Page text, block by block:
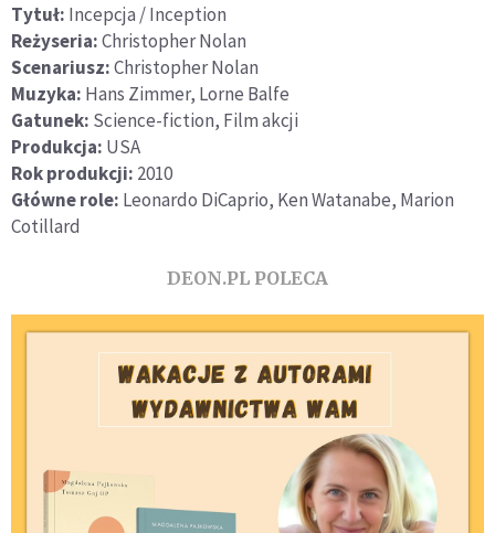
Tytuł: Incepcja / Inception
Reżyseria:Christopher Nolan
Scenariusz:Christopher Nolan
Muzyka: Hans Zimmer, Lorne Balfe
Gatunek: Science-fiction, Film akcji
Produkcja: USA
Rok produkcji: 2010
Główne role: Leonardo DiCaprio, Ken Watanabe, Marion
Cotillard
DEON.PL POLECA